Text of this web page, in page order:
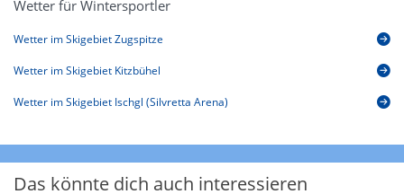
Wetter für Wintersportler
Wetter im Skigebiet Zugspitze
Wetter im Skigebiet Kitzbühel
Wetter im Skigebiet Ischgl (Silvretta Arena)
Das könnte dich auch interessieren